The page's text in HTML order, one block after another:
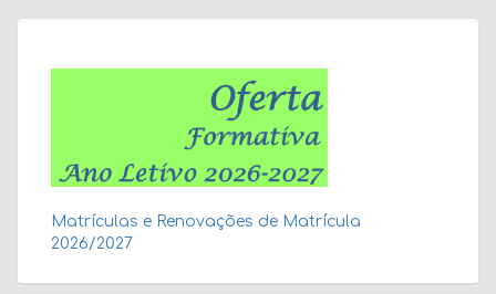
Matrículas e Renovações de Matrícula
2026/2027